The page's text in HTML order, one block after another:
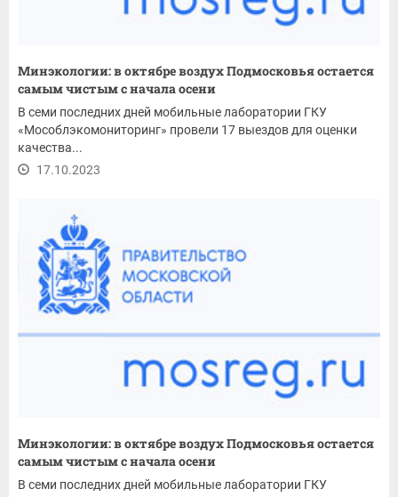
Минэкологии: в октябре воздух Подмосковья остается
самым чистым с начала осени
В семи последних дней мобильные лаборатории ГКУ
«Мособлэкомониторинг» провели 17 выездов для оценки
качества...
17.10.2023
Минэкологии: в октябре воздух Подмосковья остается
самым чистым с начала осени
В семи последних дней мобильные лаборатории ГКУ